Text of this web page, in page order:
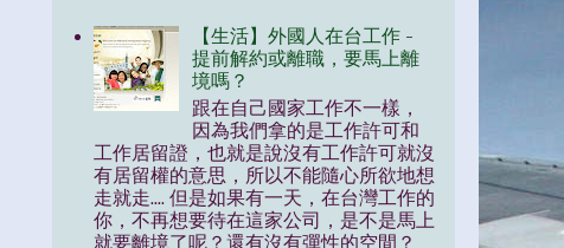
【生活】外國人在台工作 -
提前解約或離職，要馬上離
境嗎？
跟在自己國家工作不一樣，
因為我們拿的是工作許可和
工作居留證，也就是說沒有工作許可就沒
有居留權的意思，所以不能隨心所欲地想
走就走.... 但是如果有一天，在台灣工作的
你，不再想要待在這家公司，是不是馬上
就要離境了呢？還有沒有彈性的空間？